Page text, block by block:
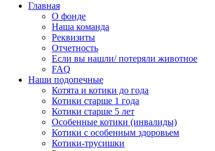
Главная
О фонде
Наша команда
Реквизиты
Отчетность
Если вы нашли/ потеряли животное
FAQ
Наши подопечные
Котята и котики до года
Котики старше 1 года
Котики старше 5 лет
Особенные котики (инвалиды)
Котики с особенным здоровьем
Котики-трусишки